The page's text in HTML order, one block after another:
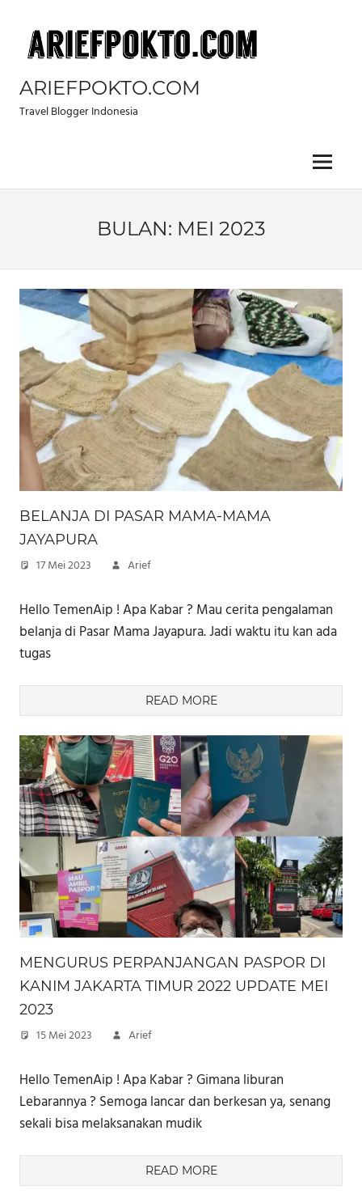
content
ARIEFPOKTO.COM
Travel Blogger Indonesia
Menu
BULAN: MEI 2023
BELANJA DI PASAR MAMA-MAMA
JAYAPURA
17 Mei 2023 Arief
Hello TemenAip ! Apa Kabar ? Mau cerita pengalaman
belanja di Pasar Mama Jayapura. Jadi waktu itu kan ada
tugas
READ MORE
MENGURUS PERPANJANGAN PASPOR DI
KANIM JAKARTA TIMUR 2022 UPDATE MEI
2023
15 Mei 2023 Arief
Hello TemenAip ! Apa Kabar ? Gimana liburan
Lebarannya ? Semoga lancar dan berkesan ya, senang
sekali bisa melaksanakan mudik
READ MORE